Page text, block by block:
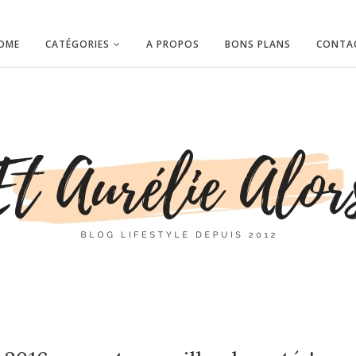
CATÉGORIES A PROPOS BONS PLANS